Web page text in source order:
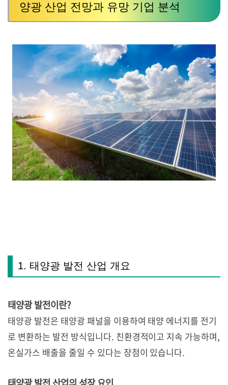
양광 산업 전망과 유망 기업 분석
1. 태양광 발전 산업 개요
태양광 발전이란?
태양광 발전은 태양광 패널을 이용하여 태양 에너지를 전기
로 변환하는 발전 방식입니다. 친환경적이고 지속 가능하며,
온실가스 배출을 줄일 수 있다는 장점이 있습니다.